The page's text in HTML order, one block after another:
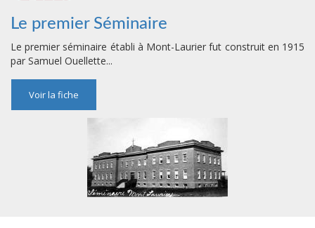
Le premier Séminaire
Le premier séminaire établi à Mont-Laurier fut construit en 1915
par Samuel Ouellette...
Voir la fiche